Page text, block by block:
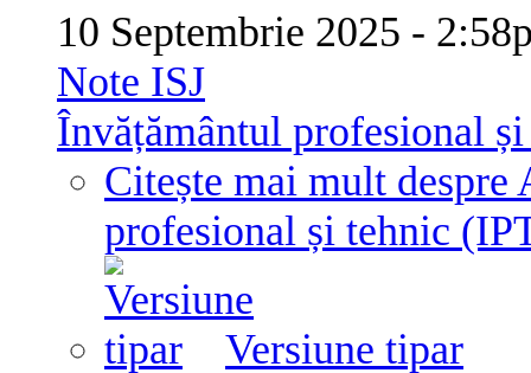
10 Septembrie 2025 -
Note ISJ
Învățământul profesional
Citește mai mult despre
profesional și tehnic
Versiune tipar